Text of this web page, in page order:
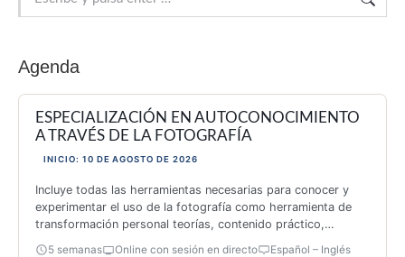
Agenda
ESPECIALIZACIÓN EN AUTOCONOCIMIENTO
A TRAVÉS DE LA FOTOGRAFÍA
INICIO: 10 DE AGOSTO DE 2026
Incluye todas las herramientas necesarias para conocer y
experimentar el uso de la fotografía como herramienta de
transformación personal teorías, contenido práctico,
5 semanas Online con sesión en directo Español – Inglés